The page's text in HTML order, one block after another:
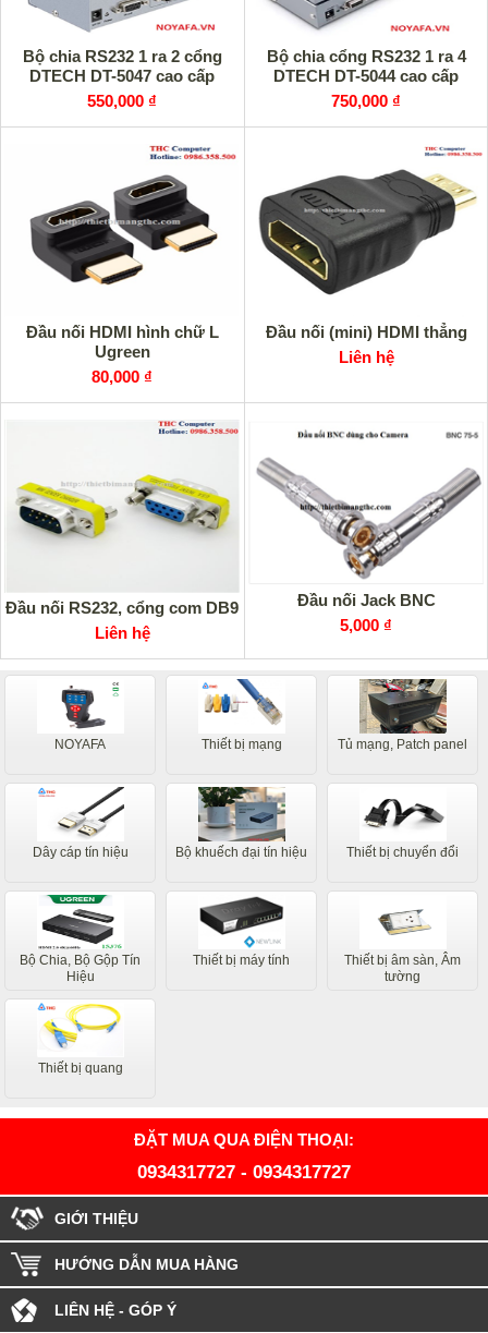
Bộ chia RS232 1 ra 2 cổng
DTECH DT-5047 cao cấp
550,000 ₫
Bộ chia cổng RS232 1 ra 4
DTECH DT-5044 cao cấp
750,000 ₫
Đầu nối HDMI hình chữ L
Ugreen
80,000 ₫
Đầu nối (mini) HDMI thẳng
Liên hệ
Đầu nối RS232, cổng com DB9
Liên hệ
Đầu nối Jack BNC
5,000 ₫
NOYAFA Thiết bị mạng Tủ mạng, Patch panel
Dây cáp tín hiệu Bộ khuếch đại tín hiệu Thiết bị chuyển đổi
Bộ Chia, Bộ Gộp Tín
Hiệu
Thiết bị máy tính
Thiết bị âm sàn, Âm
tường
Thiết bị quang
ĐẶT MUA QUA ĐIỆN THOẠI:
0934317727 - 0934317727
GIỚI THIỆU
HƯỚNG DẪN MUA HÀNG
LIÊN HỆ - GÓP Ý